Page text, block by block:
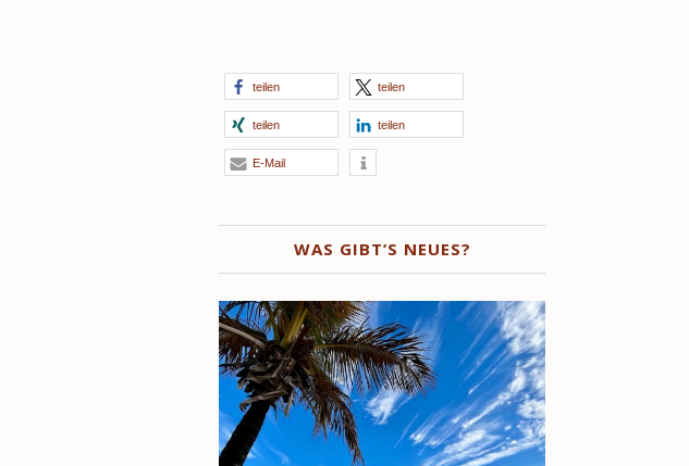
teilen teilen
teilen teilen
E-Mail
WAS GIBT’S NEUES?